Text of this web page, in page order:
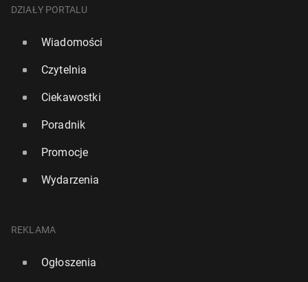
DZIAŁY PORTALU
Wiadomości
Czytelnia
Ciekawostki
Poradnik
Promocje
Wydarzenia
REKLAMA
Ogłoszenia